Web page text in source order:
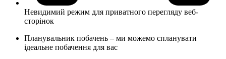
Невидимий режим для приватного перегляду веб-
сторінок
Планувальник побачень – ми можемо спланувати
ідеальне побачення для вас